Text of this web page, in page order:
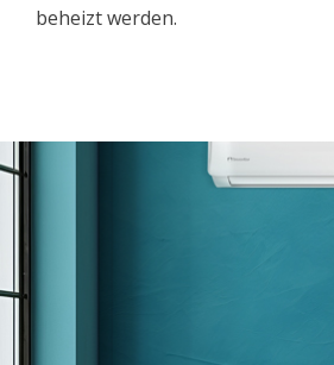
beheizt werden.